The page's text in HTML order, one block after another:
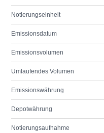
Notierungseinheit
Emissionsdatum
Emissionsvolumen
Umlaufendes Volumen
Emissionswährung
Depotwährung
Notierungsaufnahme